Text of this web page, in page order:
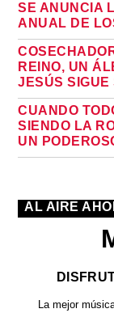
SE ANUNCIA
ANUAL DE
REINO, UN
JESÚS SIGUE
CUANDO
SIENDO LA
UN
AL AIRE
La mejor